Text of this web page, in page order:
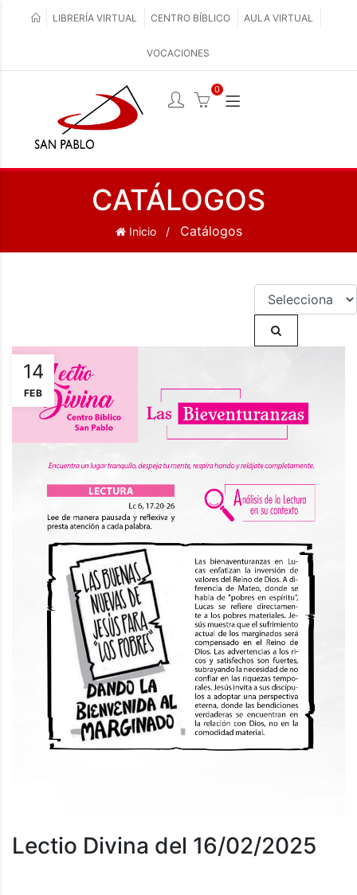
LIBRERÍA VIRTUAL CENTRO BÍBLICO AULA VIRTUAL
VOCACIONES
0
CATÁLOGOS
Inicio Catálogos
14
FEB
Lectio Divina del 16/02/2025